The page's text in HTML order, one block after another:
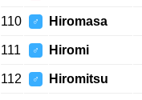
110 ♂ Hiromasa
111 ♂ Hiromi
112 ♂ Hiromitsu